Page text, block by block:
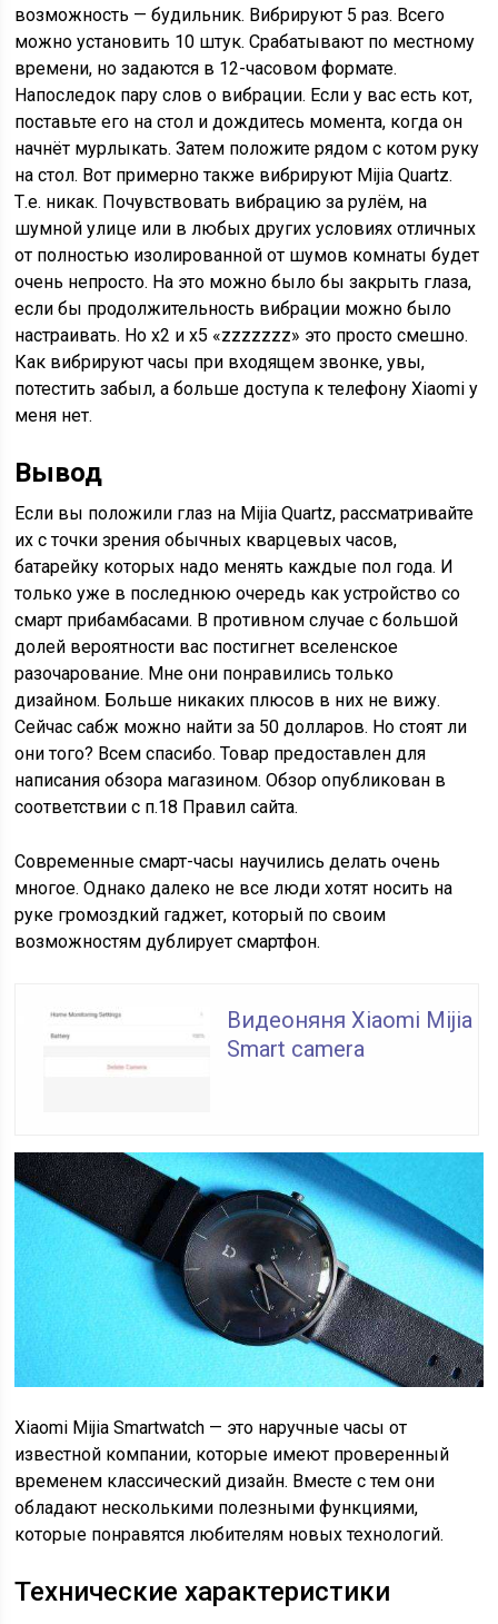
возможность — будильник. Вибрируют 5 раз. Всего
можно установить 10 штук. Срабатывают по местному
времени, но задаются в 12-часовом формате.
Напоследок пару слов о вибрации. Если у вас есть кот,
поставьте его на стол и дождитесь момента, когда он
начнёт мурлыкать. Затем положите рядом с котом руку
на стол. Вот примерно также вибрируют Mijia Quartz.
Т.е. никак. Почувствовать вибрацию за рулём, на
шумной улице или в любых других условиях отличных
от полностью изолированной от шумов комнаты будет
очень непросто. На это можно было бы закрыть глаза,
если бы продолжительность вибрации можно было
настраивать. Но х2 и х5 «zzzzzzz» это просто смешно.
Как вибрируют часы при входящем звонке, увы,
потестить забыл, а больше доступа к телефону Xiaomi у
меня нет.
Вывод
Если вы положили глаз на Mijia Quartz, рассматривайте
их с точки зрения обычных кварцевых часов,
батарейку которых надо менять каждые пол года. И
только уже в последнюю очередь как устройство со
смарт прибамбасами. В противном случае с большой
долей вероятности вас постигнет вселенское
разочарование. Мне они понравились только
дизайном. Больше никаких плюсов в них не вижу.
Сейчас сабж можно найти за 50 долларов. Но стоят ли
они того? Всем спасибо. Товар предоставлен для
написания обзора магазином. Обзор опубликован в
соответствии с п.18 Правил сайта.
Современные смарт-часы научились делать очень
многое. Однако далеко не все люди хотят носить на
руке громоздкий гаджет, который по своим
возможностям дублирует смартфон.
Видеоняня Xiaomi Mijia
Smart camera
Xiaomi Mijia Smartwatch — это наручные часы от
известной компании, которые имеют проверенный
временем классический дизайн. Вместе с тем они
обладают несколькими полезными функциями,
которые понравятся любителям новых технологий.
Технические характеристики